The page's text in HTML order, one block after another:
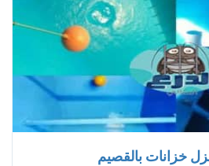
خزانات بالقصيم